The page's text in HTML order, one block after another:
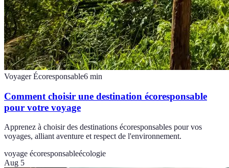
Voyager Écoresponsable6 min
Comment choisir une destination écoresponsable
pour votre voyage
Apprenez à choisir des destinations écoresponsables pour vos
voyages, alliant aventure et respect de l'environnement.
voyage écoresponsableécologie
Aug 5